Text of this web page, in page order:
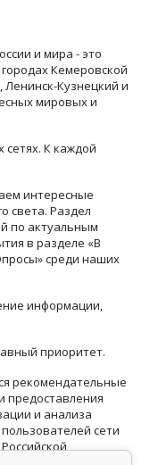
и мира - это
Кемеровской
Кузнецкий и
мировых и
сетях. К каждой
интересные
света. Раздел
по актуальным
в разделе «В
среди наших
информации,
приоритет.
рекомендательные
предоставления
и анализа
сети